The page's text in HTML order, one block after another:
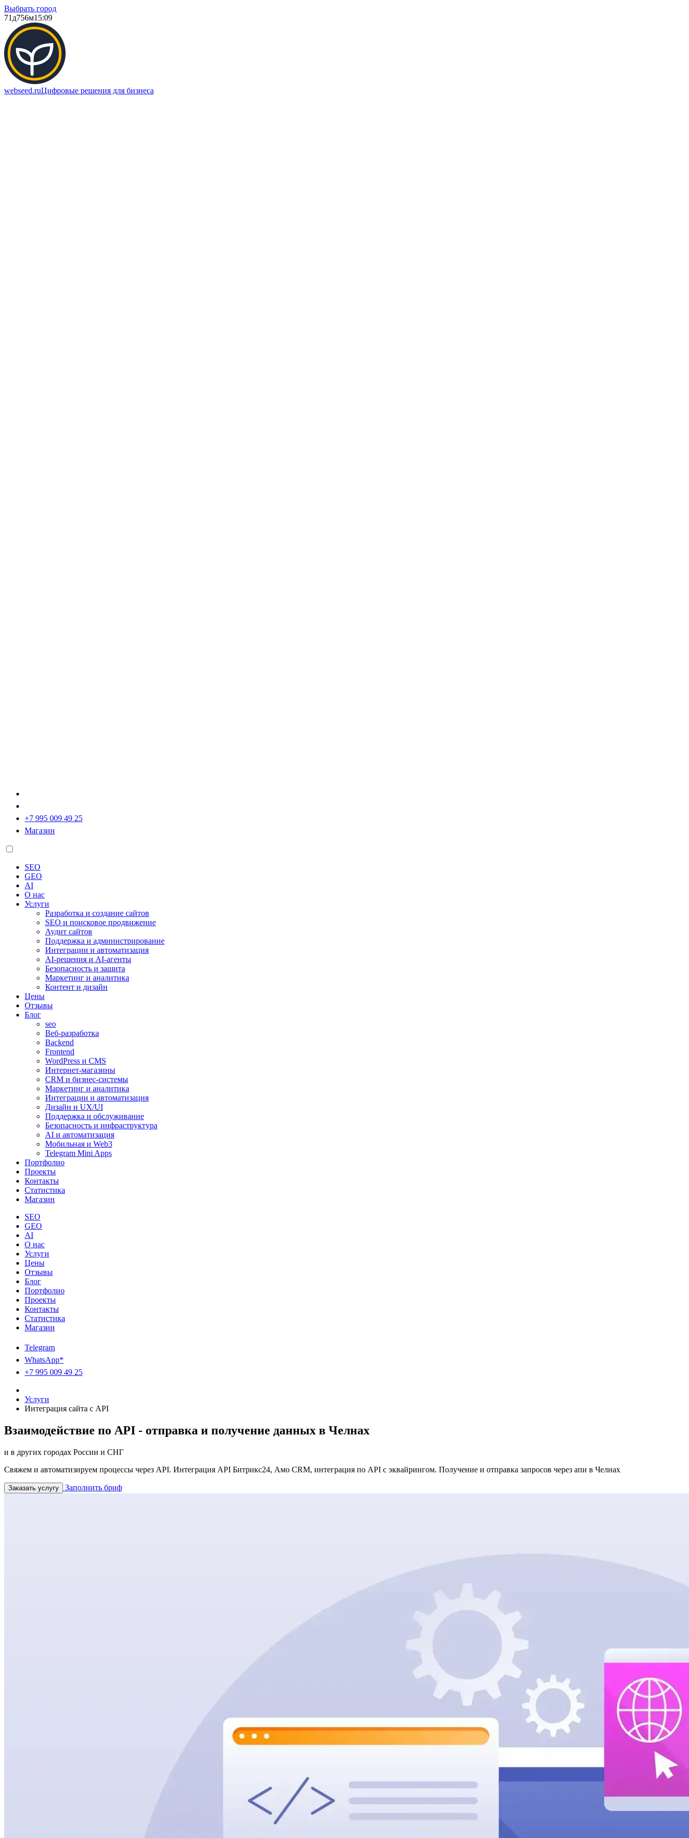
Выбрать город
71д756м15:09
webseed.ruЦифровые решения для бизнеса
+7 995 009 49 25
Магазин
SEO
GEO
AI
О нас
Услуги
Разработка и создание сайтов
SEO и поисковое продвижение
Аудит сайтов
Поддержка и администрирование
Интеграции и автоматизация
AI-решения и AI-агенты
Безопасность и защита
Маркетинг и аналитика
Контент и дизайн
Цены
Отзывы
Блог
seo
Веб-разработка
Backend
Frontend
WordPress и CMS
Интернет-магазины
CRM и бизнес-системы
Маркетинг и аналитика
Интеграции и автоматизация
Дизайн и UX/UI
Поддержка и обслуживание
Безопасность и инфраструктура
AI и автоматизация
Мобильная и Web3
Telegram Mini Apps
Портфолио
Проекты
Контакты
Статистика
Магазин
SEO
GEO
AI
О нас
Услуги
Цены
Отзывы
Блог
Портфолио
Проекты
Контакты
Статистика
Магазин
Telegram
WhatsApp*
+7 995 009 49 25
Услуги
Интеграция сайта с API
Взаимодействие по API - отправка и получение данных в Челнах
и в других городах России и СНГ
Свяжем и автоматизируем процессы через API. Интеграция API Битрикс24, Амо CRM, интеграция по API с эквайрингом. Получение и отправка запросов через апи в Челнах
Заказать услугу Заполнить бриф